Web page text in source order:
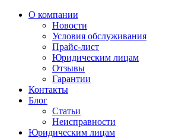
О компании
Новости
Условия обслуживания
Прайс-лист
Юридическим лицам
Отзывы
Гарантии
Контакты
Блог
Статьи
Неисправности
Юридическим лицам